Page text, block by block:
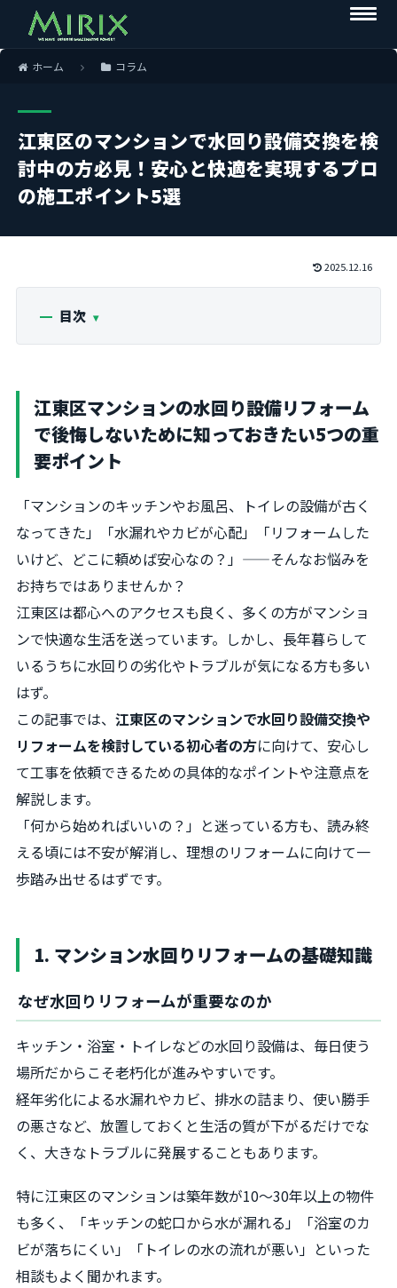
ホーム コラム
江東区のマンションで水回り設備交換を検
討中の方必見！安心と快適を実現するプロ
の施工ポイント5選
2025.12.16
目次
江東区マンションの水回り設備リフォーム
で後悔しないために知っておきたい5つの重
要ポイント
「マンションのキッチンやお風呂、トイレの設備が古く
なってきた」「水漏れやカビが心配」「リフォームした
いけど、どこに頼めば安心なの？」——そんなお悩みを
お持ちではありませんか？
江東区は都心へのアクセスも良く、多くの方がマンショ
ンで快適な生活を送っています。しかし、長年暮らして
いるうちに水回りの劣化やトラブルが気になる方も多い
はず。
この記事では、 江東区のマンションで水回り設備交換や
リフォームを検討している初心者の方に向けて、安心し
て工事を依頼できるための具体的なポイントや注意点を
解説します。
「何から始めればいいの？」と迷っている方も、読み終
える頃には不安が解消し、理想のリフォームに向けて一
歩踏み出せるはずです。
1. マンション水回りリフォームの基礎知識
なぜ水回りリフォームが重要なのか
キッチン・浴室・トイレなどの水回り設備は、毎日使う
場所だからこそ老朽化が進みやすいです。
経年劣化による水漏れやカビ、排水の詰まり、使い勝手
の悪さなど、放置しておくと生活の質が下がるだけでな
く、大きなトラブルに発展することもあります。
特に江東区のマンションは築年数が10～30年以上の物件
も多く、「キッチンの蛇口から水が漏れる」「浴室のカ
ビが落ちにくい」「トイレの水の流れが悪い」といった
相談もよく聞かれます。